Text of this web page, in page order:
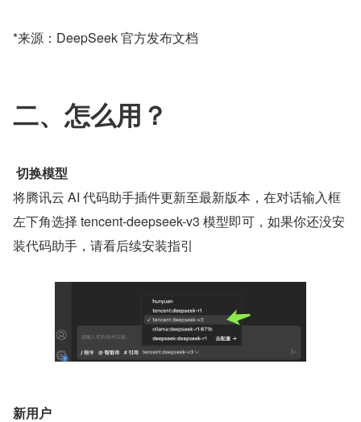
*来源：DeepSeek 官方发布文档
二、怎么用？
切换模型
将腾讯云 AI 代码助手插件更新至最新版本，在对话输入框
左下角选择 tencent-deepseek-v3 模型即可，如果你还没安
装代码助手，请看后续安装指引
新用户